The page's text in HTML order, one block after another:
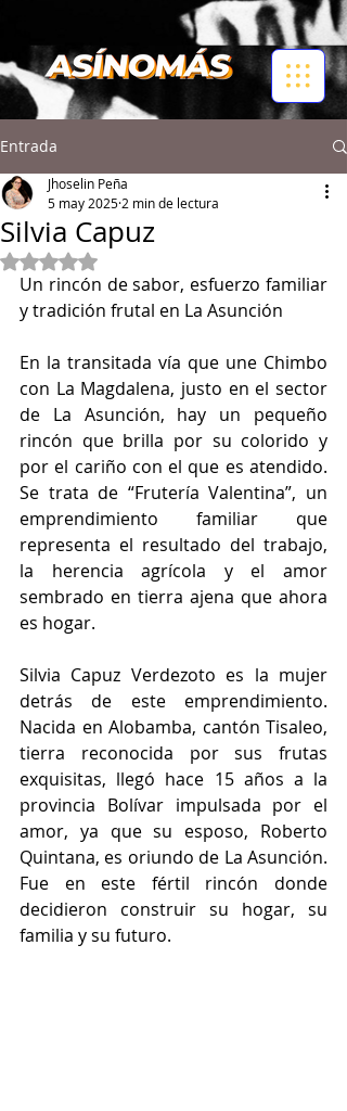
Entrada
Silvia Capuz
Jhoselin Peña
5 may 2025 2 min de lectura
Obtuvo NaN de 5 estrellas.
Un rincón de sabor, esfuerzo familiar
y tradición frutal en La Asunción
En la transitada vía que une Chimbo
con La Magdalena, justo en el sector
de La Asunción, hay un pequeño
rincón que brilla por su colorido y
por el cariño con el que es atendido.
Se trata de “Frutería Valentina”, un
emprendimiento familiar que
representa el resultado del trabajo,
la herencia agrícola y el amor
sembrado en tierra ajena que ahora
es hogar.
Silvia Capuz Verdezoto es la mujer
detrás de este emprendimiento.
Nacida en Alobamba, cantón Tisaleo,
tierra reconocida por sus frutas
exquisitas, llegó hace 15 años a la
provincia Bolívar impulsada por el
amor, ya que su esposo, Roberto
Quintana, es oriundo de La Asunción.
Fue en este fértil rincón donde
decidieron construir su hogar, su
familia y su futuro.